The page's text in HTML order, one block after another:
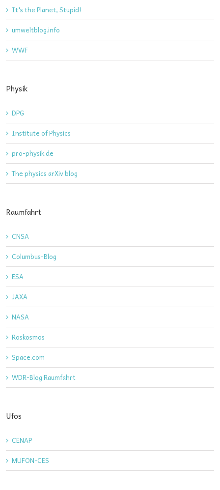
It's the Planet, Stupid!
umweltblog.info
WWF
Physik
DPG
Institute of Physics
pro-physik.de
The physics arXiv blog
Raumfahrt
CNSA
Columbus-Blog
ESA
JAXA
NASA
Roskosmos
Space.com
WDR-Blog Raumfahrt
Ufos
CENAP
MUFON-CES